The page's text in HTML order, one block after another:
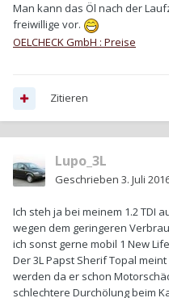
Man kann das Öl nach der
freiwillige vor.
OELCHECK GmbH : Preise
Zitieren
Lupo_3L
Geschrieben 3. Juli
Ich steh ja bei meinem 1.2 TDI
wegen dem geringeren
ich sonst gerne mobil 1 New
Der 3L Papst Sherif Topal
werden da er schon
schlechtere Durchölung beim